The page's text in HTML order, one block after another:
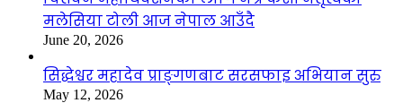
मलेसिया टोली आज नेपाल आउँदै
June 20, 2026
सिद्धेश्वर महादेव प्राङ्गणबाट सरसफाइ अभियान सुरु
May 12, 2026